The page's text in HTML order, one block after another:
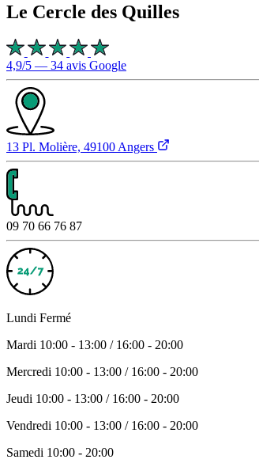
Le Cercle des Quilles
4,9/5 — 34 avis Google
13 Pl. Molière, 49100 Angers
09 70 66 76 87
Lundi Fermé
Mardi 10:00 - 13:00 / 16:00 - 20:00
Mercredi 10:00 - 13:00 / 16:00 - 20:00
Jeudi 10:00 - 13:00 / 16:00 - 20:00
Vendredi 10:00 - 13:00 / 16:00 - 20:00
Samedi 10:00 - 20:00